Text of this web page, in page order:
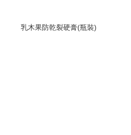
乳木果防乾裂硬膏(瓶裝)